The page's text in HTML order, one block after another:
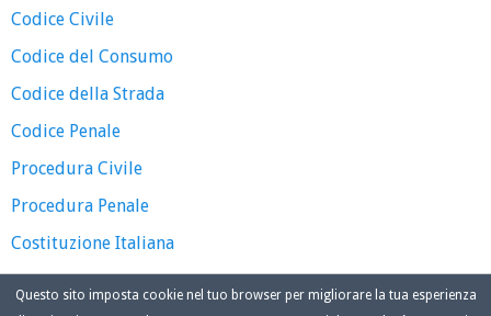
Codice Civile
Codice del Consumo
Codice della Strada
Codice Penale
Procedura Civile
Procedura Penale
Costituzione Italiana
Questo sito imposta cookie nel tuo browser per migliorare la tua esperienza